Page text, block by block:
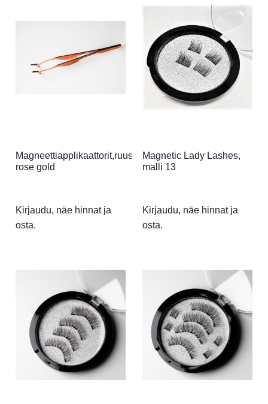
Magneettiapplikaattorit,ruusukulta
rose gold
Kirjaudu, näe hinnat ja
osta.
Magnetic Lady Lashes,
malli 13
Kirjaudu, näe hinnat ja
osta.